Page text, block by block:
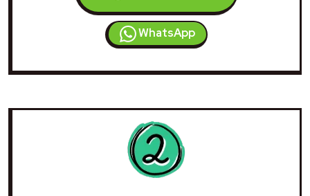
WhatsApp